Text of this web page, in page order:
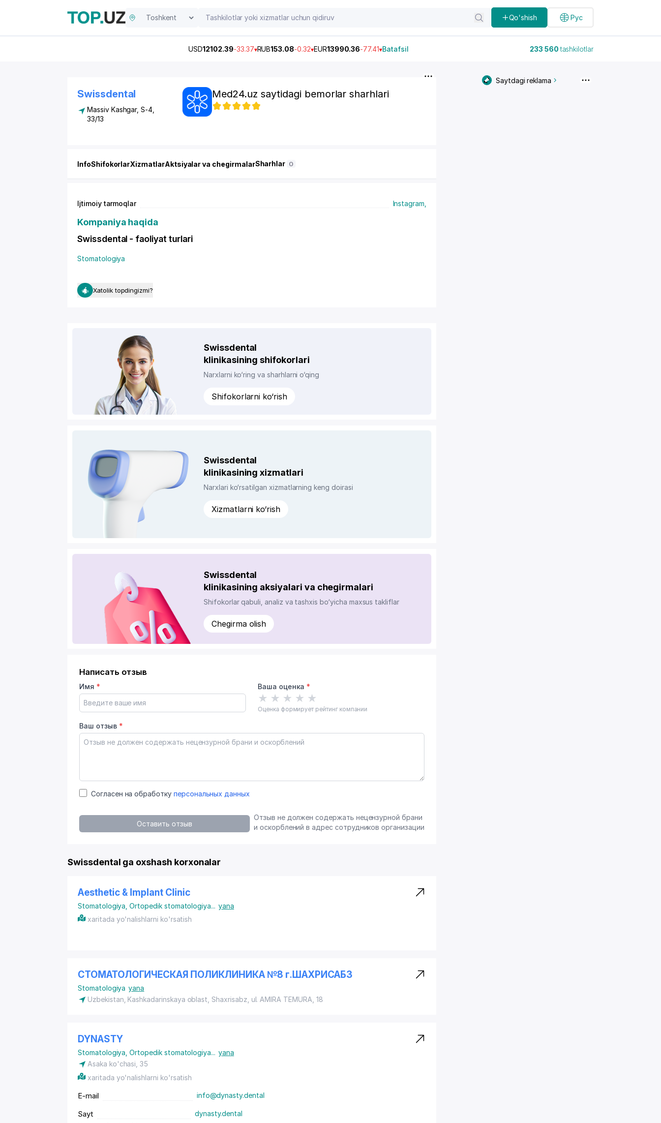
Qo'shish Рус
USD12102.39-33.37 RUB153.08-0.32 EUR13990.36-77.41 Batafsil 233 560tashkilotlar
Swissdental
Massiv Kashgar, S-4,
33/13
Med24.uz saytidagi bemorlar sharhlari
InfoShifokorlarXizmatlarAktsiyalar va chegirmalarSharhlar 0
Ijtimoiy tarmoqlar Instagram,
Kompaniya haqida
Swissdental - faoliyat turlari
Stomatologiya
Xatolik topdingizmi?
Swissdental
klinikasining shifokorlari
Narxlarni ko‘ring va sharhlarni o‘qing
Shifokorlarni ko‘rish
Swissdental
klinikasining xizmatlari
Narxlari ko‘rsatilgan xizmatlarning keng doirasi
Xizmatlarni ko‘rish
Swissdental
klinikasining aksiyalari va chegirmalari
Shifokorlar qabuli, analiz va tashxis bo‘yicha maxsus takliflar
Chegirma olish
Написать отзыв
Имя * Ваша оценка *
★ ★ ★ ★ ★
Оценка формирует рейтинг компании
Ваш отзыв *
Согласен на обработку персональных данных
Оставить отзыв
Отзыв не должен содержать нецензурной брани
и оскорблений в адрес сотрудников организации
Swissdental ga oxshash korxonalar
Aesthetic & Implant Clinic
Stomatologiya,Ortopedik stomatologiya... yana
xaritada yo'nalishlarni ko'rsatish
СТОМАТОЛОГИЧЕСКАЯ ПОЛИКЛИНИКА №8 г.ШАХРИСАБЗ
Stomatologiya yana
Uzbekistan, Kashkadarinskaya oblast, Shaxrisabz, ul. AMIRA TEMURA, 18
DYNASTY
Stomatologiya,Ortopedik stomatologiya... yana
Asaka ko'chasi, 35
xaritada yo'nalishlarni ko'rsatish
E-mail info@dynasty.dental
Sayt
dynasty.dental
Saytdagi reklama